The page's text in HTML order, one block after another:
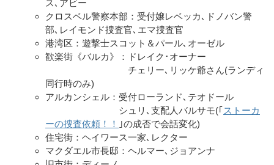
ス､アビー
クロスベル警察本部：受付嬢レベッカ､ドノバン警
部､レイモンド捜査官､エマ捜査官
港湾区：遊撃士スコット＆パール､オーゼル
歓楽街《バルカ》：ドレイク･オーナー
チェリー､リッケ爺さん(ランディ
同行時のみ)
アルカンシェル：受付ローランド､テオドール
シュリ､支配人バルサモ(｢ストーカ
ーの捜査依頼！！ ｣の成否で会話変化)
住宅街：ヘイワース一家､レクター
マクダエル市長邸：ヘルマー､ジョアンナ